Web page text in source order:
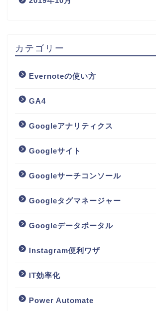
カテゴリー
Evernoteの使い方
GA4
Googleアナリティクス
Googleサイト
Googleサーチコンソール
Googleタグマネージャー
Googleデータポータル
Instagram便利ワザ
IT効率化
Power Automate